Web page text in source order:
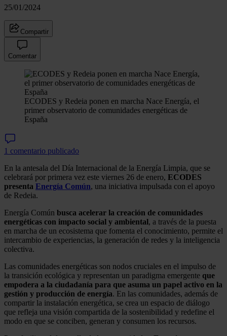
25/01/2024
Compartir
Comentar
ECODES y Redeia ponen en marcha Nace Energía, el
primer observatorio de comunidades energéticas de
España
1 comentario publicado
En la antesala del Día Internacional de la Energía Limpia, que se
celebrará por primera vez este viernes 26 de enero, ECODES
presenta Energía Común, una iniciativa impulsada con el apoyo
de Redeia.
Energía Común busca acelerar la creación de comunidades
energéticas con impacto social y ambiental, a través de la puesta
en marcha de un ecosistema que fomenta el conocimiento, permite el
intercambio de experiencias, la generación de redes y la inteligencia
colectiva.
Las comunidades energéticas son nodos cruciales en el impulso de
la transición ecológica y representan un paradigma emergente que
empodera a la ciudadanía para que asuma un papel activo en la
gestión y producción de energía. En las comunidades, además de
compartir la instalación energética, se crea un espacio de diálogo
que refleja una visión compartida de la sostenibilidad y redefine el
modo en que se conciben, generan y consumen los recursos.